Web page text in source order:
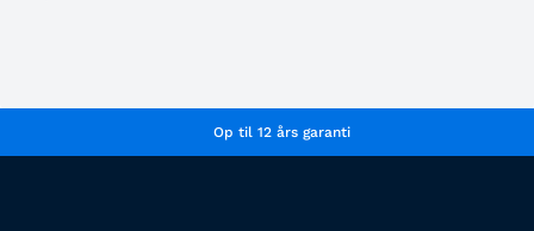
Op til 12 års garanti